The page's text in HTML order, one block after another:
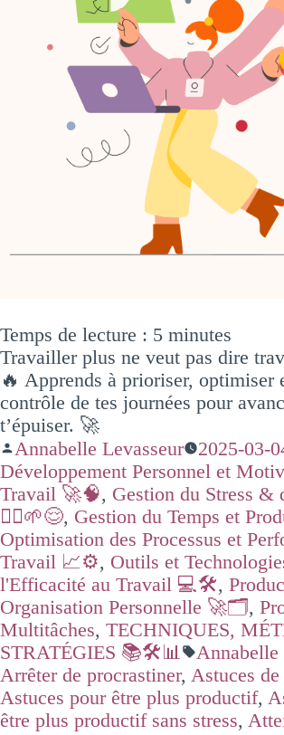
Temps de lecture : 5 minutes
Travailler plus ne veut pas dire
🔥 Apprends à prioriser, optimiser
contrôle de tes journées pour
t’épuiser. 🚀
Annabelle Levasseur
2025-03-
Développement Personnel et
Travail 🚀🧠, Gestion du Stress &
🧘‍♂️🌱😌, Gestion du Temps et
Optimisation des Processus et
Travail 📈⚙️, Outils et
l'Efficacité au Travail 💻🛠️,
Organisation Personnelle 🚀🗂️,
Multitâches, TECHNIQUES,
STRATÉGIES 📚🛠️📊
Annabelle
Arrêter de procrastiner, Astuces
Astuces pour être plus productif,
être plus productif sans stress,